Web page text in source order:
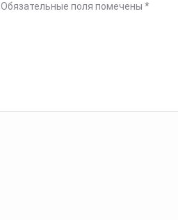
Обязательные поля помечены *